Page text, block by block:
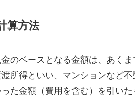
算方法
のベースとなる金額は、あく
所得といい、マンションなど
た金額（費用を含む）を引いた